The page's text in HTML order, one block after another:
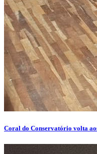
Coral do Conservatório volta